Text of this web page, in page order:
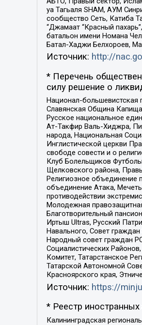
уа Тагьаля SHAM, АУМ
сообщество Сеть, Катиба
“Джамаат “Красный
батальон имени Номана
Батал-Хаджи Белхороев,
Источник: http://
* Перечень
силу решение о
Национал-большевистская
Славянская Община
Русское национальное
Ат-Такфир Валь-Хиджра,
народа, Национальная
Инглистической церкви
свободе совести и о
Клуб Болельщиков
Щелковского района,
Религиозное объединение
объединение Атака,
противодействии
Молодежная
Благотворительный
Иртыш Ultras, Русский
Навального, Совет
Народный совет граждан
Социалистических
Комитет, Татарстанское
Татарской Автономной
Красноярского края,
Источник: https://
* Реестр иностранных
Калининградская региональная общественная организация "Экозащита!-Женсовет", Фонд содействия защите прав и свобод граждан "Общественный вердикт", Фонд "Институт Развития Свободы Информации", Частное учреждение "Информационное агентство МЕМО. РУ", Региональная общественная организация "Общественная комиссия по сохранению наследия академика Сахарова", Фонд поддержки свободы прессы, Санкт-Петербургская общественная правозащитная организация "Гражданский контроль", Межрегиональная общественная организация "Информационно-просветительский центр "Мемориал", Региональный Фонд "Центр Защиты Прав Средств Массовой Информации", с 05.12.2023 Фонд "Центр Защиты Прав Средств массовой информации", Региональная общественная благотворительная организация помощи беженцам и мигрантам "Гражданское содействие", Негосударственное образовательное учреждение дополнительного профессионального образования (повышение квалификации) специалистов "АКАДЕМИЯ ПО ПРАВАМ ЧЕЛОВЕКА", Свердловская региональная общественная организация "Сутяжник", Автономная некоммерческая организация "Центр независимых социологических исследований", Союз общественных объединений "Российский исследовательский центр по правам человека", Региональное общественное учреждение научно-информационный центр "МЕМОРИАЛ", Некоммерческая организация "Фонд защиты гласности", Автономная некоммерческая организация "Институт прав человека", Городская общественная организация "Екатеринбургское общество "МЕМОРИАЛ", Городская общественная организация "Рязанское историко-просветительское и правозащитное общество "Мемориал" (Рязанский Мемориал), Челябинский